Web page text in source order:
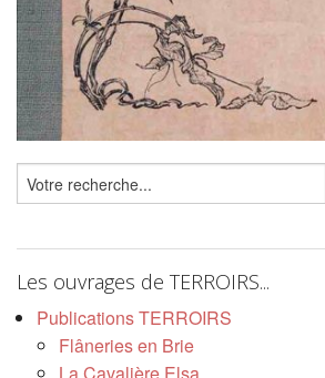
Les ouvrages de TERROIRS...
Publications TERROIRS
Flâneries en Brie